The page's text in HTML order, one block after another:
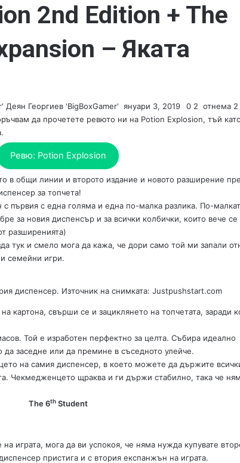
2nd Edition + The
– Яката
Деян Георгиев 'BigBoxGamer'
S
e
e
a
i
януари 3, 2019 0 2 отнема
да прочетете ревюто ни на Potion Explosion, тъй като
Ревю: Potion Explosion
в общи линии и второто издание и новото разширение
за топчета!
с първия с една голяма и една по-малка разлика. По-
за новия диспенсър и за всички колбички, които вече се
разширенията)
тук и смело мога да кажа, че дори само той ми запали
семейни игри.
диспенсер. Източник на снимката: Justpushstart.com
картона, свърши се и зациклянето на топчетата, заради
Той е изработен перфектно за целта. Събира идеално
заседне или да премине в съседното улейче.
на самия диспенсер, в което можете да държите
Чекмедженцето щраква и ги държи стабилно, така че
The 6thStudent
играта, мога да ви успокоя, че няма нужда купувате
пристига и с втория експанжън на играта.